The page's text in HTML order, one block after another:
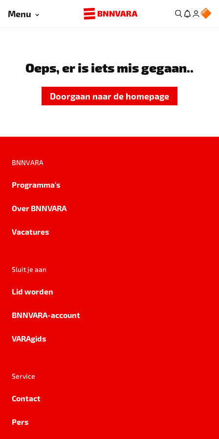
Menu
Oeps, er is iets mis gegaan..
Doorgaan naar de homepage
BNNVARA
Programma's
Over BNNVARA
Vacatures
Sluit je aan
Lid worden
BNNVARA-account
VARAgids
Service
Contact
Pers